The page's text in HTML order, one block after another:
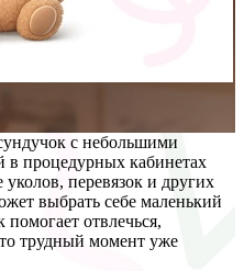
с небольшими
в процедурных кабинетах
перевязок и других
выбрать себе маленький
помогает отвлечься,
трудный момент уже